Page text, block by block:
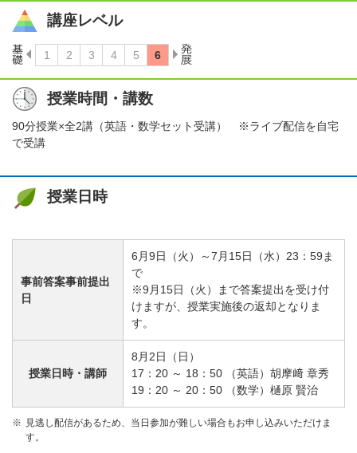
講座レベル
授業時間・講数
90分授業×全2講（英語・数学セット受講） ※ライブ配信を自宅
で受講
授業日時
事前答案事前提出
日
6月9日（火）～7月15日（水）23：59ま
で
※9月15日（火）まで答案提出を受け付
けますが、授業実施後の返却となりま
す。
授業日時・講師
8月2日（日）
17：20 ～ 18：50 （英語）胡摩﨑 章秀
19：20 ～ 20：50 （数学）樋原 賢治
見逃し配信があるため、当日参加が難しい場合もお申し込みいただけま
す。